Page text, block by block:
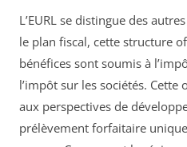
L’EURL se distingue des
le plan fiscal, cette structure
bénéfices sont soumis à
l’impôt sur les sociétés.
aux perspectives de
prélèvement forfaitaire